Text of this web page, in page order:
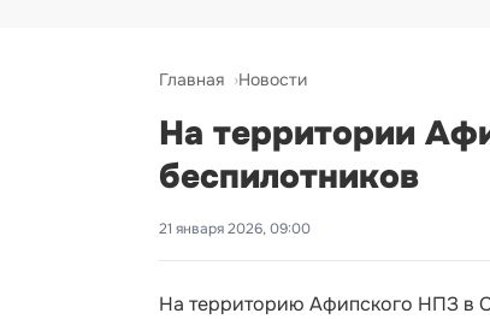
Главная Новости
На территории
беспилотников
21 января 2026, 09:00
На территорию Афипского НПЗ в